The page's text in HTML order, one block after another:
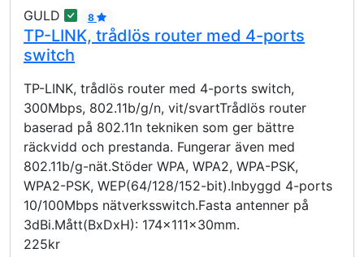
GULD 8
TP-LINK, trådlös router med 4-ports
switch
TP-LINK, trådlös router med 4-ports switch,
300Mbps, 802.11b/g/n, vit/svartTrådlös router
baserad på 802.11n tekniken som ger bättre
räckvidd och prestanda. Fungerar även med
802.11b/g-nät.Stöder WPA, WPA2, WPA-PSK,
WPA2-PSK, WEP(64/128/152-bit).Inbyggd 4-ports
10/100Mbps nätverksswitch.Fasta antenner på
3dBi.Mått(BxDxH): 174x111x30mm.
225kr